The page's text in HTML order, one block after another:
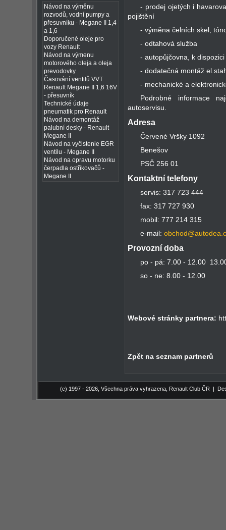
Návod na výměnu
rozvodů, vodní pumpy a
přesuvníku - Megane II 1,4
a 1,6
Doporučené oleje pro
vozy Renault
Návod na výmenu
motorového oleja a oleja
prevodovky
Časování ventilů VVT
Renault Megane II 1,6 16V
- přesuvník
Technické údaje
pneumatik pro Renault
Návod na demontáž
palubní desky - Renault
Megane II
Návod na vyčistenie EGR
ventilu - Megane II
Návod na opravu motorku
čerpadla ostřikovačů -
Megane II
- prodej ojetých i
pojištění
- výměna čelních skel,
- odtahová služba
- autopůjčovna, k
- dodatečná montáž
- mechanické a
Podrobné informace
autoservisu.
Adresa
Červené Vršky 1092
Benešov
PSČ 256 01
Kontaktní telefony
servis: 317 723 444
fax: 317 727 930
mobil: 777 214 315
e-mail:
Provozní doba
po - pá: 7.00 - 12.00
so - ne: 8.00 - 12.00
Webové stránky partnera:
Zpět na seznam partnerů
(c) 1997 - 2026, Všechna práva vyhrazena, Renault Club ČR |